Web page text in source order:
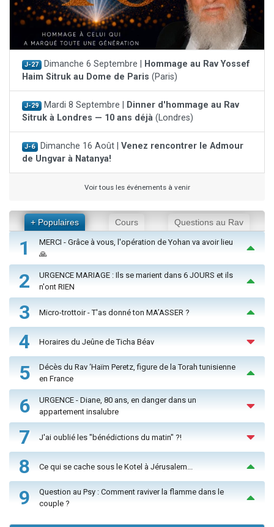
J-27 Dimanche 6 Septembre |
Hommage au Rav Yossef
Haim Sitruk au Dome de Paris (Paris)
J-29 Mardi 8 Septembre |
Dinner d'hommage au Rav
Sitruk à Londres — 10 ans déjà (Londres)
J-6 Dimanche 16 Août | Venez rencontrer le Admour
de Ungvar à Natanya!
Voir tous les événements à venir
+ Populaires Cours Questions au Rav
1
MERCI - Grâce à vous, l'opération de Yohan va avoir lieu
🙏
2
URGENCE MARIAGE : Ils se marient dans 6 JOURS et ils
n'ont RIEN
3 Micro-trottoir - T'as donné ton MA’ASSER ?
4 Horaires du Jeûne de Ticha Béav
5
Décès du Rav ‘Haïm Peretz, figure de la Torah tunisienne
en France
6
URGENCE - Diane, 80 ans, en danger dans un
appartement insalubre
7 J'ai oublié les "bénédictions du matin" ?!
8 Ce qui se cache sous le Kotel à Jérusalem...
9
Question au Psy : Comment raviver la flamme dans le
couple ?